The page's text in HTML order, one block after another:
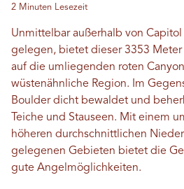
2 Minuten Lesezeit
Unmittelbar außerhalb von Capitol
gelegen, bietet dieser 3353
auf die umliegenden roten
wüstenähnliche Region. Im
Boulder dicht bewaldet und
Teiche und Stauseen. Mit einem
höheren durchschnittlichen
gelegenen Gebieten bietet die
gute Angelmöglichkeiten.